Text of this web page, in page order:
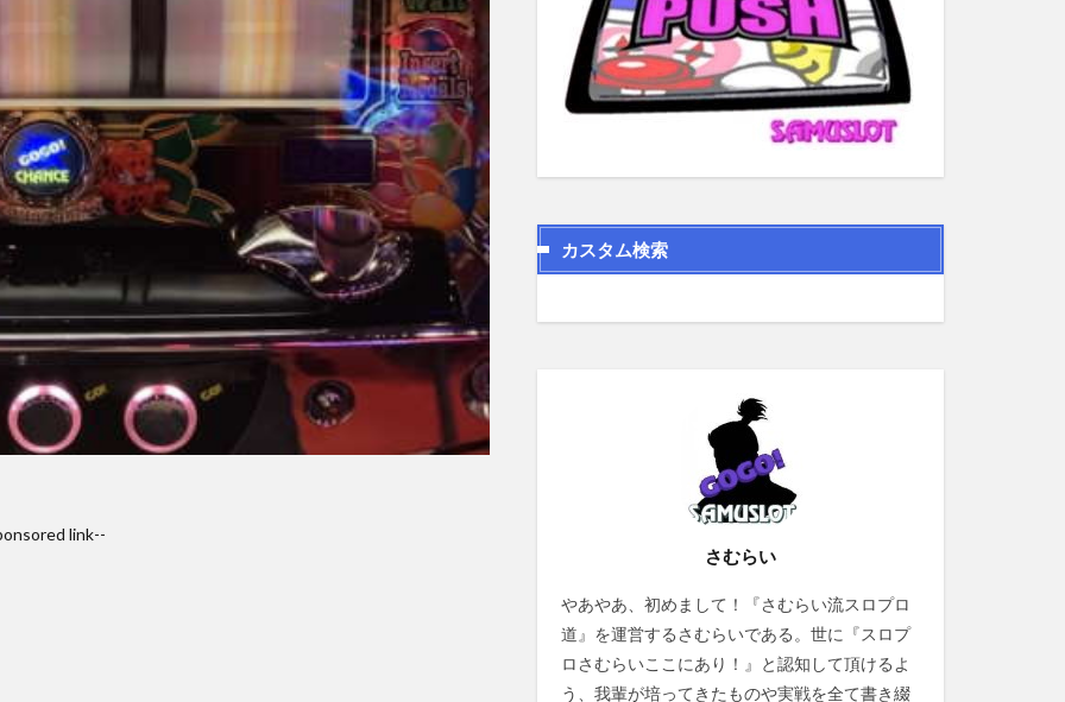
link--
カスタム検索
さむらい
やあやあ、初めまして！『さむらい流スロプロ
道』を運営するさむらいである。世に『スロプ
ロさむらいここにあり！』と認知して頂けるよ
う、我輩が培ってきたものや実戦を全て書き綴